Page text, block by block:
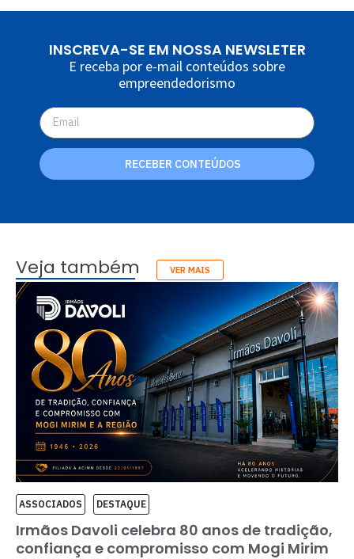
INSCREVA-SE EM NOSSA NEWSLETER
E receba por e-mail conteúdos sobre
empreendedorismo
RECEBER CONTEÚDOS
Veja também VER MAIS
ASSOCIADOS DESTAQUE
Irmãos Davoli celebra 80 anos de tradição,
confiança e compromisso com Mogi Mirim